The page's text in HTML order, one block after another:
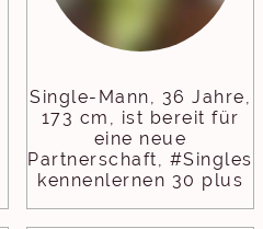
Single-Mann, 36 Jahre,
173 cm, ist bereit für
eine neue
Partnerschaft, #Singles
kennenlernen 30 plus